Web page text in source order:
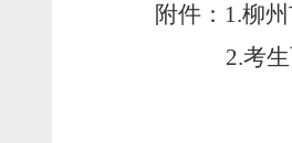
附件： 1.柳
2.考